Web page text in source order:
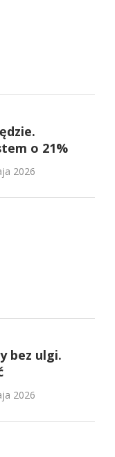
o 21%
2026
bez ulgi.
2026